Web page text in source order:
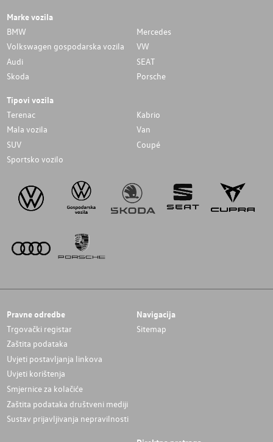
Marke vozila
BMW
Mercedes
Volkswagen gospodarska vozila
VW
Audi
SEAT
Skoda
Porsche
Tipovi vozila
Terenac
Kabrio
Mala vozila
Van
SUV
Coupé
Sportsko vozilo
Pravne odredbe
Trgovački registar
Zaštita podataka
Uvjeti postavljanja linkova
Uvjeti korištenja
Smjernice za kolačiće
Zaštita podataka društveni mediji
Sustav prijavljivanja nepravilnosti
Navigacija
Sitemap